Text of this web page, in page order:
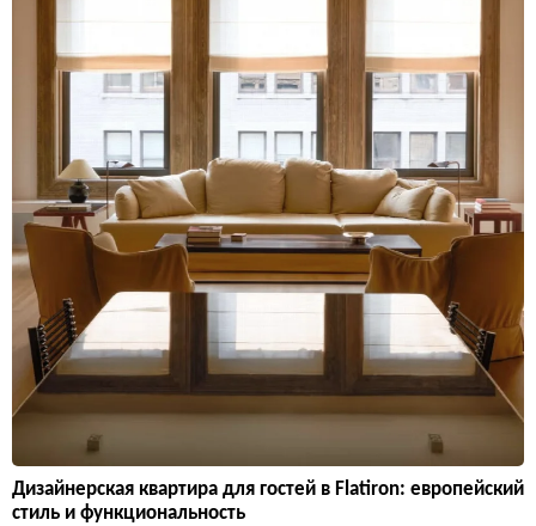
Дизайнерская квартира для гостей в Flatiron: европейский
стиль и функциональность